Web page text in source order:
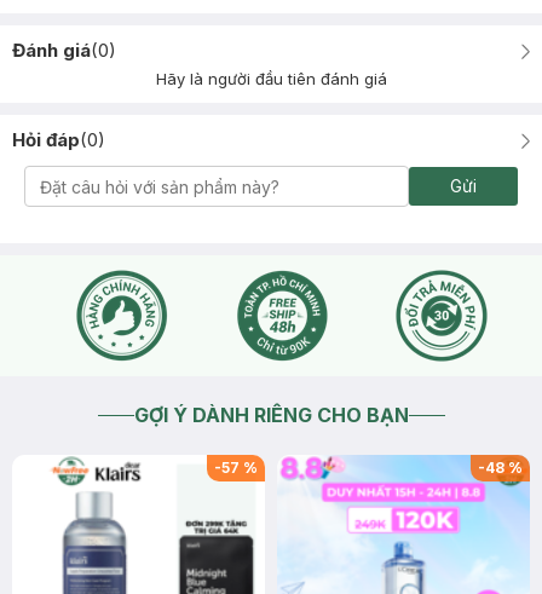
Đánh giá(0)
Hãy là người đầu tiên đánh giá
Hỏi đáp(0)
Gửi
GỢI Ý DÀNH RIÊNG CHO BẠN
-57 % -48%